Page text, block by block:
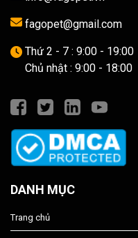
fagopet@gmail.com
Thứ 2 - 7 : 9:00 - 19:00
Chủ nhật : 9:00 - 18:00
DANH MỤC
Trang chủ